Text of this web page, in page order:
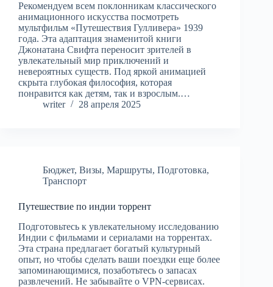
Рекомендуем всем поклонникам классического
анимационного искусства посмотреть
мультфильм «Путешествия Гулливера» 1939
года. Эта адаптация знаменитой книги
Джонатана Свифта переносит зрителей в
увлекательный мир приключений и
невероятных существ. Под яркой анимацией
скрыта глубокая философия, которая
понравится как детям, так и взрослым.…
writer
28 апреля 2025
Бюджет, Визы, Маршруты, Подготовка,
Транспорт
Путешествие по индии торрент
Подготовьтесь к увлекательному исследованию
Индии с фильмами и сериалами на торрентах.
Эта страна предлагает богатый культурный
опыт, но чтобы сделать ваши поездки еще более
запоминающимися, позаботьтесь о запасах
развлечений. Не забывайте о VPN-сервисах.